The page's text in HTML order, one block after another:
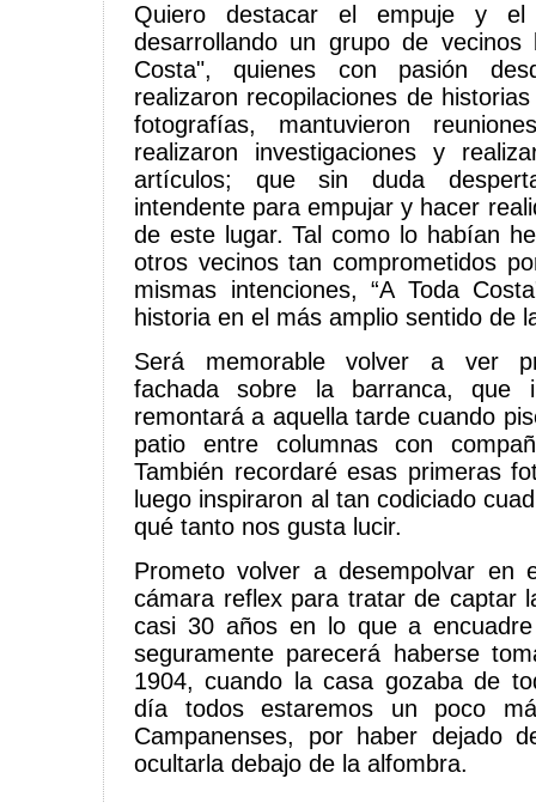
Quiero destacar el empuje y el
desarrollando un grupo de vecinos
Costa", quienes con pasión
realizaron recopilaciones de
fotografías, mantuvieron
realizaron investigaciones y
artículos; que sin duda
intendente para empujar y hacer
de este lugar. Tal como lo habían
otros vecinos tan comprometidos
mismas intenciones, “A Toda
historia en el más amplio sentido de
Será memorable volver a ver
fachada sobre la barranca, que
remontará a aquella tarde cuando
patio entre columnas con
También recordaré esas primeras
luego inspiraron al tan codiciado
qué tanto nos gusta lucir.
Prometo volver a desempolvar en
cámara reflex para tratar de captar
casi 30 años en lo que a
seguramente parecerá haberse
1904, cuando la casa gozaba de
día todos estaremos un poco
Campanenses, por haber dejado
ocultarla debajo de la alfombra.